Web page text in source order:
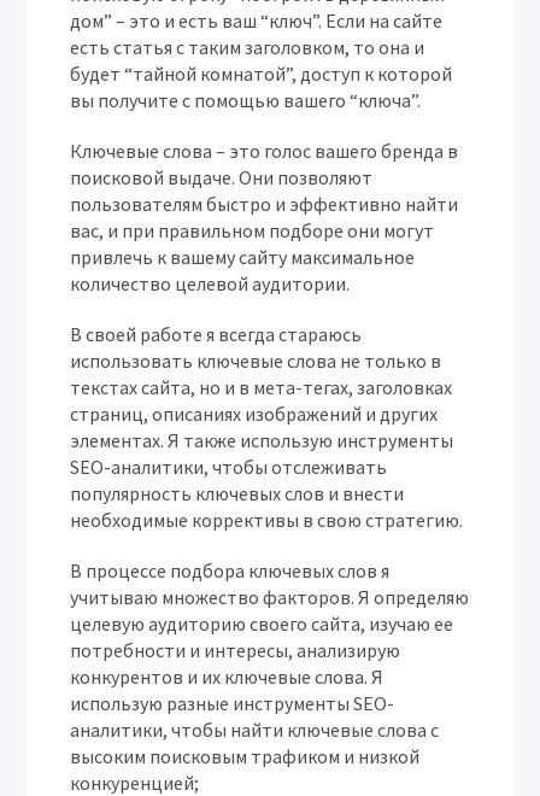
дом” – это и есть ваш “ключ”. Если на сайте
есть статья с таким заголовком, то она и
будет “тайной комнатой”, доступ к которой
вы получите с помощью вашего “ключа”.
Ключевые слова – это голос вашего бренда в
поисковой выдаче. Они позволяют
пользователям быстро и эффективно найти
вас, и при правильном подборе они могут
привлечь к вашему сайту максимальное
количество целевой аудитории.
В своей работе я всегда стараюсь
использовать ключевые слова не только в
текстах сайта, но и в мета-тегах, заголовках
страниц, описаниях изображений и других
элементах. Я также использую инструменты
SEO-аналитики, чтобы отслеживать
популярность ключевых слов и внести
необходимые коррективы в свою стратегию.
В процессе подбора ключевых слов я
учитываю множество факторов. Я определяю
целевую аудиторию своего сайта, изучаю ее
потребности и интересы, анализирую
конкурентов и их ключевые слова. Я
использую разные инструменты SEO-
аналитики, чтобы найти ключевые слова с
высоким поисковым трафиком и низкой
конкуренцией;